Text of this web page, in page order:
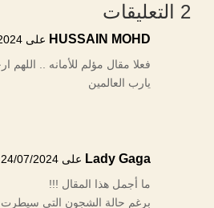
2 التعليقات
HUSSAIN MOHD على 22/07/2024 في 2:17 م
فعلا مقال مؤلم للأمانه .. اللهم
يارب العالمين
Lady Gaga على 24/07/2024 في 1:46 م
ما أجمل هذا المقال !!!
برغم حالة الشجون التي